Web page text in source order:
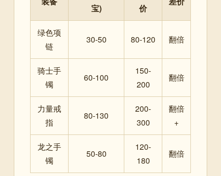
宝)
价
绿色项
链
30-50 80-120 翻倍
骑士手
镯
60-100
150-
200
翻倍
力量戒
指
80-130
200-
300
翻倍
+
龙之手
镯
50-80
120-
180
翻倍